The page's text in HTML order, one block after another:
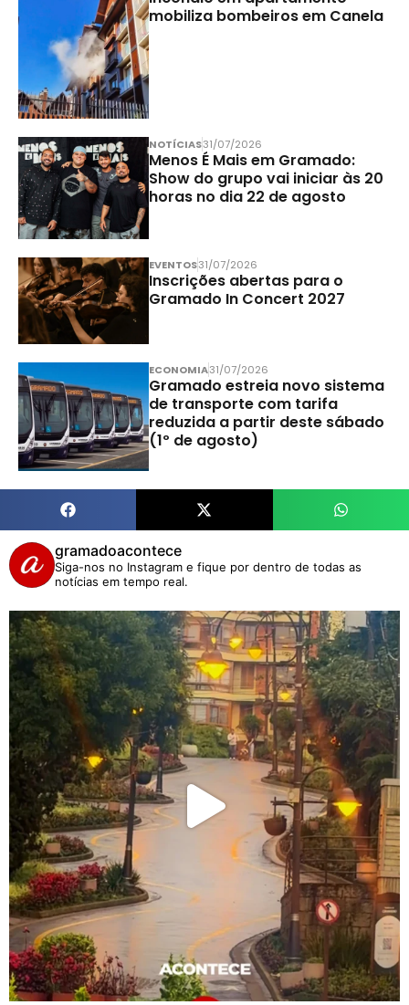
mobiliza bombeiros em Canela
NOTÍCIAS31/07/2026
Menos É Mais em Gramado:
Show do grupo vai iniciar às 20
horas no dia 22 de agosto
EVENTOS31/07/2026
Inscrições abertas para o
Gramado In Concert 2027
ECONOMIA31/07/2026
Gramado estreia novo sistema
de transporte com tarifa
reduzida a partir deste sábado
(1º de agosto)
gramadoacontece
Siga-nos no Instagram e fique por dentro de todas as
notícias em tempo real.